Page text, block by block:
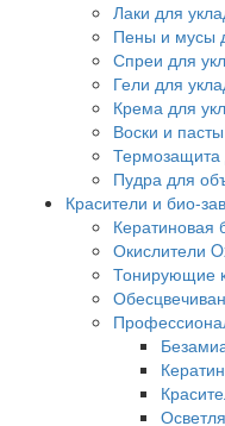
Лаки для
Пены и мусы
Спреи для
Гели для
Крема для
Воски и
Термозащита
Пудра для
Красители и био-
Кератиновая
Окислители
Тонирующие